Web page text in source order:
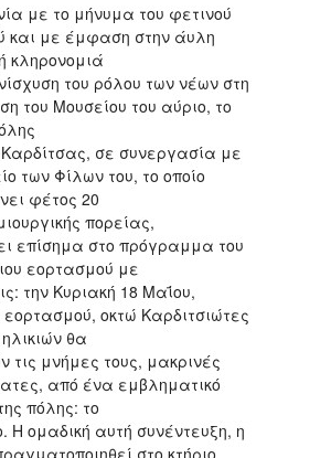
με το μήνυμα του φετινού
και με έμφαση στην άυλη
κληρονομιά
του ρόλου των νέων στη
του Μουσείου του αύριο, το
σε συνεργασία με
των Φίλων του, το οποίο
φέτος 20
πορείας,
επίσημα στο πρόγραμμα του
εορτασμού με
την Κυριακή 18 Μαΐου,
οκτώ Καρδιτσιώτες
θα
τις μνήμες τους, μακρινές
από ένα εμβληματικό
πόλης: το
Η ομαδική αυτή συνέντευξη, η
στο κτήριο